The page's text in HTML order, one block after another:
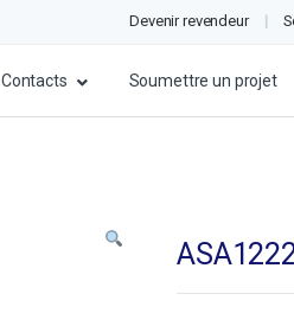
Devenir revendeur
Contacts Soumettre un projet